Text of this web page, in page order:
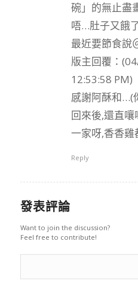
碗」的無止盡
唔…肚子又餓
最近要節食說
版主回覆：
12:53:58 PM)
感謝阿酥和…(
回來後,還直
一家呀,香香雞
Reply
發表評論
Want to join the discussion?
Feel free to contribute!